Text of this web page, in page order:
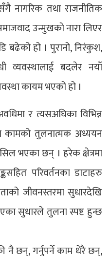
नागरिक तथा राजनीतिक
उन्मुखको नारा लिएर
बढेको हो । पुरानो, निरंकुश,
व्यवस्थालाई बदलेर नयाँ
कायम भएको हो ।
र त्यसअघिका विभिन्न
कामको तुलनात्मक अध्ययन
भएका छन् । हरेक क्षेत्रमा
परिवर्तनका डाटाहरु
जीवनस्तरमा सुधारदेखि
सुधारले तुलना स्पष्ट हुन्छ
नै छन्, गर्नुपर्ने काम धेरै छन्,